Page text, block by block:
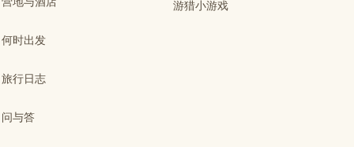
何时出发
旅行日志
问与答
游猎小游戏